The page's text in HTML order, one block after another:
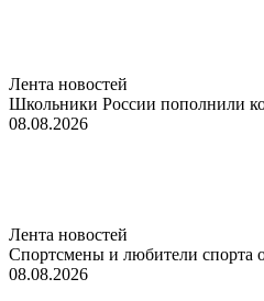
Лента новостей
Школьники России пополнили
08.08.2026
Лента новостей
Спортсмены и любители спорта
08.08.2026